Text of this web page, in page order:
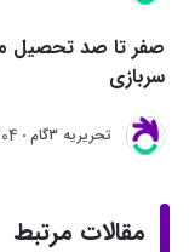
صفر تا صد تحصیل
سربازی
تحريريه 3گام
مقالات مرتبط